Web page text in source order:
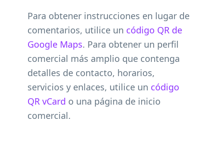
Para obtener instrucciones en lugar de
comentarios, utilice un código QR de
Google Maps. Para obtener un perfil
comercial más amplio que contenga
detalles de contacto, horarios,
servicios y enlaces, utilice un código
QR vCard o una página de inicio
comercial.